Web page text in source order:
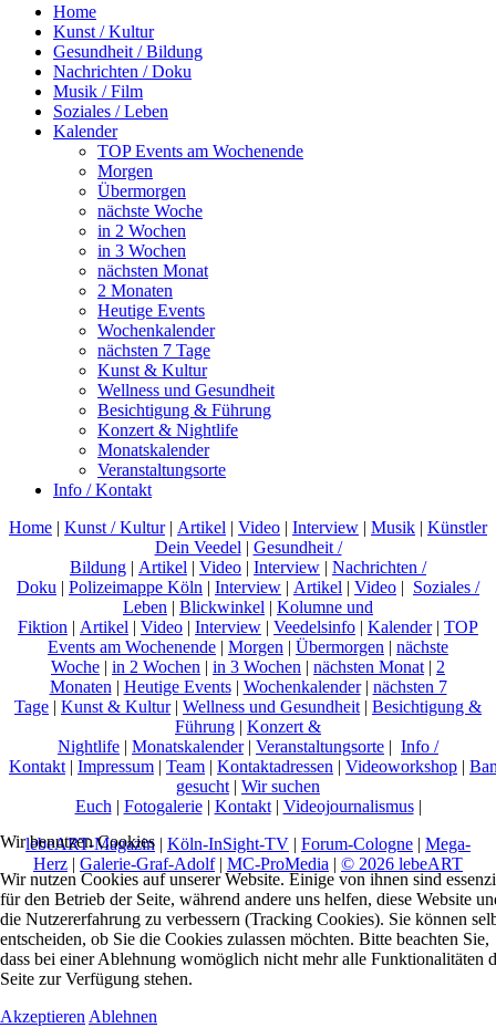
Home
Kunst / Kultur
Gesundheit / Bildung
Nachrichten / Doku
Musik / Film
Soziales / Leben
Kalender
TOP Events am Wochenende
Morgen
Übermorgen
nächste Woche
in 2 Wochen
in 3 Wochen
nächsten Monat
2 Monaten
Heutige Events
Wochenkalender
nächsten 7 Tage
Kunst & Kultur
Wellness und Gesundheit
Besichtigung & Führung
Konzert & Nightlife
Monatskalender
Veranstaltungsorte
Info / Kontakt
Home | Kunst / Kultur| Artikel | Video | Interview | Musik | Künstler
Dein Veedel | Gesundheit /
Bildung | Artikel | Video | Interview | Nachrichten /
Doku | Polizeimappe Köln | Interview | Artikel | Video | Soziales /
Leben | Blickwinkel | Kolumne und
Fiktion | Artikel | Video | Interview | Veedelsinfo | Kalender| TOP
Events am Wochenende | Morgen | Übermorgen | nächste
Woche | in 2 Wochen | in 3 Wochen | nächsten Monat | 2
Monaten | Heutige Events| Wochenkalender| nächsten 7
Tage | Kunst & Kultur| Wellness und Gesundheit | Besichtigung &
Führung | Konzert &
Nightlife | Monatskalender| Veranstaltungsorte | Info /
Kontakt | Impressum | Team | Kontaktadressen | Videoworkshop |
gesucht | Wir suchen
Euch | Fotogalerie| Kontakt| Videojournalismus|
lebeART-Magazin | Köln-InSight-TV | Forum-Cologne | Mega-
Herz | Galerie-Graf-Adolf| MC-ProMedia | © 2026 lebeART
Wir benutzen Cookies
Wir nutzen Cookies auf unserer Website. Einige von ihnen sind
für den Betrieb der Seite, während andere uns helfen, diese Website
die Nutzererfahrung zu verbessern (Tracking Cookies). Sie können
entscheiden, ob Sie die Cookies zulassen möchten. Bitte beachten Sie,
dass bei einer Ablehnung womöglich nicht mehr alle Funktionalitäten
Seite zur Verfügung stehen.
Akzeptieren Ablehnen